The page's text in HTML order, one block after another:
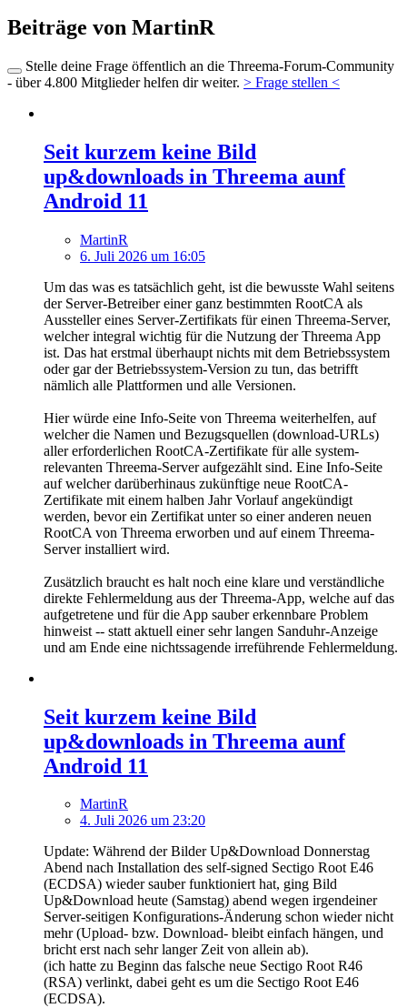
Beiträge von MartinR
Stelle deine Frage öffentlich an die Threema-Forum-Community
- über 4.800 Mitglieder helfen dir weiter. > Frage stellen <
Seit kurzem keine Bild
up&downloads in Threema aunf
Android 11
MartinR
6. Juli 2026 um 16:05
Um das was es tatsächlich geht, ist die bewusste Wahl seitens
der Server-Betreiber einer ganz bestimmten RootCA als
Aussteller eines Server-Zertifikats für einen Threema-Server,
welcher integral wichtig für die Nutzung der Threema App
ist. Das hat erstmal überhaupt nichts mit dem Betriebssystem
oder gar der Betriebssystem-Version zu tun, das betrifft
nämlich alle Plattformen und alle Versionen.
Hier würde eine Info-Seite von Threema weiterhelfen, auf
welcher die Namen und Bezugsquellen (download-URLs)
aller erforderlichen RootCA-Zertifikate für alle system-
relevanten Threema-Server aufgezählt sind. Eine Info-Seite
auf welcher darüberhinaus zukünftige neue RootCA-
Zertifikate mit einem halben Jahr Vorlauf angekündigt
werden, bevor ein Zertifikat unter so einer anderen neuen
RootCA von Threema erworben und auf einem Threema-
Server installiert wird.
Zusätzlich braucht es halt noch eine klare und verständliche
direkte Fehlermeldung aus der Threema-App, welche auf das
aufgetretene und für die App sauber erkennbare Problem
hinweist -- statt aktuell einer sehr langen Sanduhr-Anzeige
und am Ende eine nichtssagende irreführende Fehlermeldung.
Seit kurzem keine Bild
up&downloads in Threema aunf
Android 11
MartinR
4. Juli 2026 um 23:20
Update: Während der Bilder Up&Download Donnerstag
Abend nach Installation des self-signed Sectigo Root E46
(ECDSA) wieder sauber funktioniert hat, ging Bild
Up&Download heute (Samstag) abend wegen irgendeiner
Server-seitigen Konfigurations-Änderung schon wieder nicht
mehr (Upload- bzw. Download- bleibt einfach hängen, und
bricht erst nach sehr langer Zeit von allein ab).
(ich hatte zu Beginn das falsche neue Sectigo Root R46
(RSA) verlinkt, dabei geht es um die Sectigo Root E46
(ECDSA).